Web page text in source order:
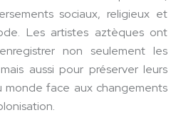
sociaux, religieux et
Les artistes aztèques ont
non seulement les
aussi pour préserver leurs
face aux changements